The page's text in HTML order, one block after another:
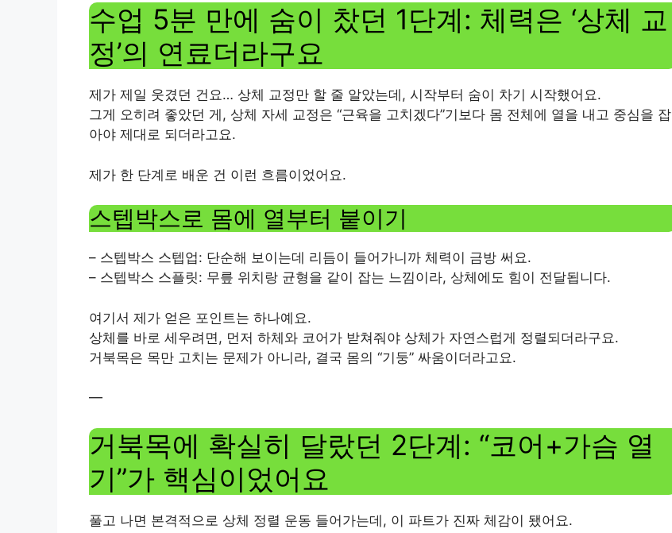
수업 5분 만에 숨이 찼던 1단계: 체력은 ‘상체 교
정’의 연료더라구요
제가 제일 웃겼던 건요… 상체 교정만 할 줄 알았는데, 시작부터 숨이 차기 시작했어요.
그게 오히려 좋았던 게, 상체 자세 교정은 “근육을 고치겠다”기보다 몸 전체에 열을 내고 중심을 잡
아야 제대로 되더라고요.
제가 한 단계로 배운 건 이런 흐름이었어요.
스텝박스로 몸에 열부터 붙이기
– 스텝박스 스텝업: 단순해 보이는데 리듬이 들어가니까 체력이 금방 써요.
– 스텝박스 스플릿: 무릎 위치랑 균형을 같이 잡는 느낌이라, 상체에도 힘이 전달됩니다.
여기서 제가 얻은 포인트는 하나예요.
상체를 바로 세우려면, 먼저 하체와 코어가 받쳐줘야 상체가 자연스럽게 정렬되더라구요.
거북목은 목만 고치는 문제가 아니라, 결국 몸의 “기둥” 싸움이더라고요.
—
거북목에 확실히 달랐던 2단계: “코어+가슴 열
기”가 핵심이었어요
풀고 나면 본격적으로 상체 정렬 운동 들어가는데, 이 파트가 진짜 체감이 됐어요.